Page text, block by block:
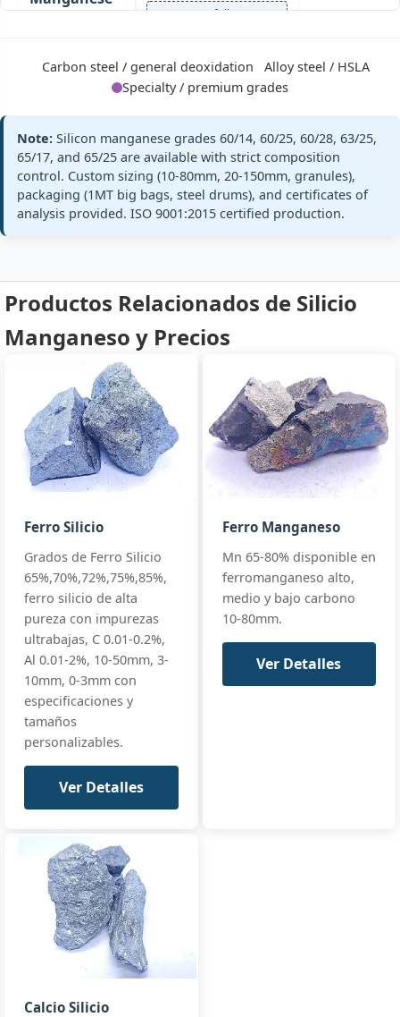
high Si
+ full
SiMn 63/25
Silicon
Manganese
63/25
Si 25% · Mn
63% min (63-67%)
Si:
25% min (25-28%)
C:
≤0.5%
P:
≤0.20%
GB/T 4008
SiMn63/25
ASTM A100
C
standards
SiMn 65/17
Silicon
Manganese
65/17
Si 17% · Mn
65% · High Mn
Mn:
65% min (65-68%)
Si:
17% min (17-20%)
P:
≤0.22%
+ full
standards
premium
Manganese
65/25
Si 25% · Mn
Premium
65% min (65-68%)
≤0.5%
P:
≤0.15%
+ full
GB/T 4008
EN 42136
standards
Carbon steel / general deoxidation
Alloy steel / HSLA
Specialty / premium grades
Note: Silicon manganese grades 60/14, 60/25, 60/28, 63/25,
65/17, and 65/25 are available with strict composition
control. Custom sizing (10-80mm, 20-150mm, granules),
packaging (1MT big bags, steel drums), and certificates of
analysis provided. ISO 9001:2015 certified production.
Productos Relacionados de Silicio
Manganeso y Precios
Ferro Silicio
Grados de Ferro Silicio
65%,70%,72%,75%,85%,
ferro silicio de alta
pureza con impurezas
ultrabajas, C 0.01-0.2%,
Al 0.01-2%, 10-50mm, 3-
10mm, 0-3mm con
especificaciones y
tamaños
personalizables.
Ver Detalles
Ferro Manganeso
Mn 65-80% disponible en
ferromanganeso alto,
medio y bajo carbono
10-80mm.
Ver Detalles
Calcio Silicio